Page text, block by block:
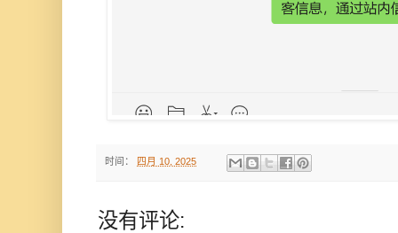
时间： 四月 10, 2025
没有评论: